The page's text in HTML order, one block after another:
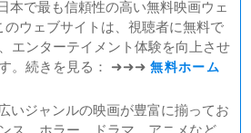
本で最も信頼性の高い無料映画ウェ
ウェブサイトは、視聴者に無料で
エンターテイメント体験を向上させ
す。続きを見る： ➜➜➜無料ホーム
いジャンルの映画が豊富に揃ってお
ス、ホラー、ドラマ、アニメなど、